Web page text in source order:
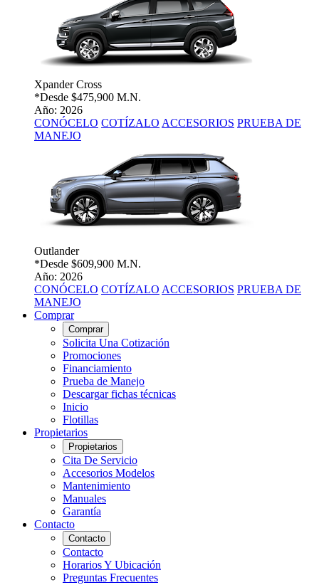
Xpander Cross
*Desde $475,900 M.N.
Año: 2026
CONÓCELO COTÍZALO ACCESORIOS PRUEBA DE
MANEJO
Outlander
*Desde $609,900 M.N.
Año: 2026
CONÓCELO COTÍZALO ACCESORIOS PRUEBA DE
MANEJO
Comprar
Comprar
Solicita Una Cotización
Promociones
Financiamiento
Prueba de Manejo
Descargar fichas técnicas
Inicio
Flotillas
Propietarios
Propietarios
Cita De Servicio
Accesorios Modelos
Mantenimiento
Manuales
Garantía
Contacto
Contacto
Contacto
Horarios Y Ubicación
Preguntas Frecuentes